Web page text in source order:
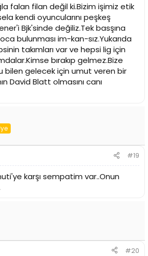
falan filan değil ki.Bizim işimiz etik
kendi oyuncularını peşkeş
Bjk'sinde değiliz.Tek basşına
bulunması im-kan-sız.Yukarıda
takımları var ve hepsi lig için
bırakıp gelmez.Bize
bilen gelecek için umut veren bir
David Blatt olmasını canı
#19
karşı sempatim var..Onun
#20